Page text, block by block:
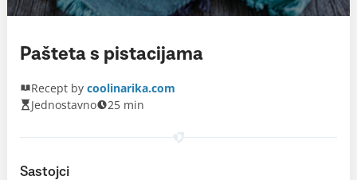
Pašteta s pistacijama
Recept by coolinarika.com
Jednostavno
25 min
Sastojci